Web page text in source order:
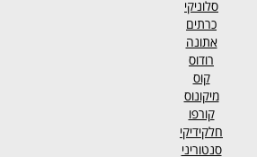
סלוניקי
כרתים
אתונה
רודוס
קוס
מיקונוס
קורפו
חלקידיקי
סנטוריני